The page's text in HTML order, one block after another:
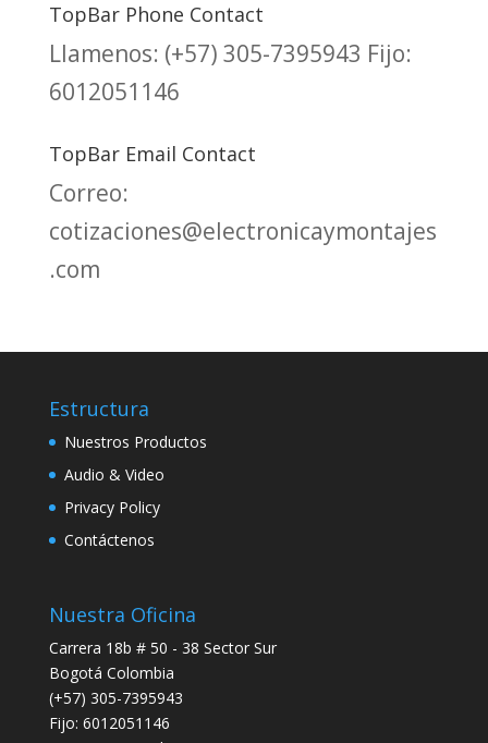
TopBar Phone Contact
Llamenos: (+57) 305-7395943 Fijo:
6012051146
TopBar Email Contact
Correo:
cotizaciones@electronicaymontajes
.com
Estructura
Nuestros Productos
Audio & Video
Privacy Policy
Contáctenos
Nuestra Oficina
Carrera 18b # 50 - 38 Sector Sur
Bogotá Colombia
(+57) 305-7395943
Fijo: 6012051146